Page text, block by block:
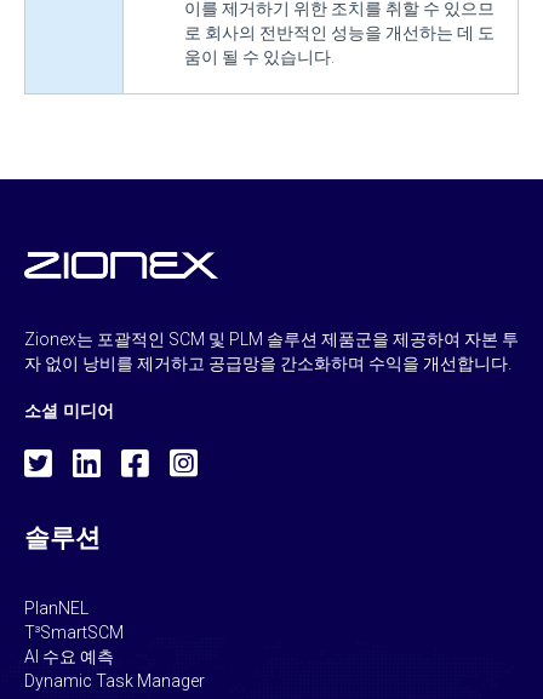
이를 제거하기 위한 조치를 취할 수 있으므
로 회사의 전반적인 성능을 개선하는 데 도
움이 될 수 있습니다.
Zionex는 포괄적인 SCM 및 PLM 솔루션 제품군을 제공하여 자본 투
자 없이 낭비를 제거하고 공급망을 간소화하며 수익을 개선합니다.
소셜 미디어
솔루션
PlanNEL
T³SmartSCM
AI 수요 예측
Dynamic Task Manager